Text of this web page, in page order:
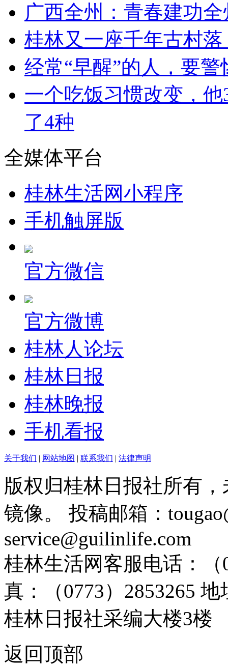
广西全州：青春建功
桂林又一座千年古村
经常“早醒”的人，要
一个吃饭习惯改变，
了4种
全媒体平台
桂林生活网小程序
手机触屏版
官方微信
官方微博
桂林人论坛
桂林日报
桂林晚报
手机看报
关于我们 | 网站地图 | 联系我们 | 法律声明
版权归桂林日报社所有
镜像。 投稿邮箱：
service@guilinlife.com
桂林生活网客服电话：（
真：（0773）2853265
桂林日报社采编大楼3楼
返回顶部